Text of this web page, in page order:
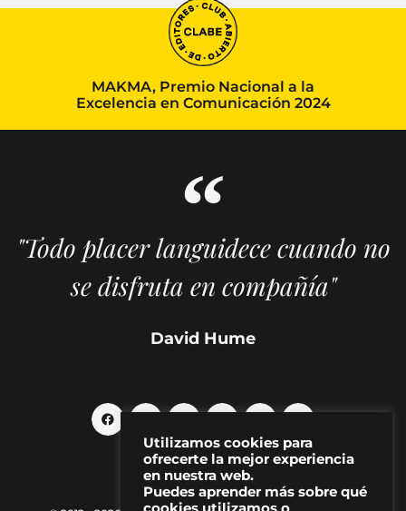
MAKMA, Premio Nacional a la
Excelencia en Comunicación 2024
"Todo placer languidece cuando no
se disfruta en compañía"
David Hume
Utilizamos cookies para
ofrecerte la mejor experiencia
en nuestra web.
Puedes aprender más sobre qué